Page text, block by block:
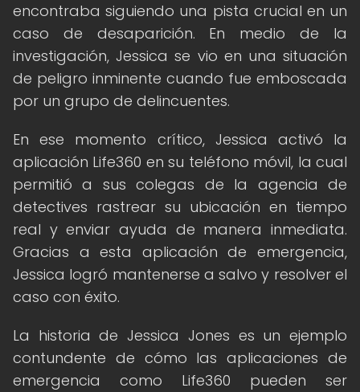
encontraba siguiendo una pista crucial en un
caso de desaparición. En medio de la
investigación, Jessica se vio en una situación
de peligro inminente cuando fue emboscada
por un grupo de delincuentes.
En ese momento crítico, Jessica activó la
aplicación Life360 en su teléfono móvil, la cual
permitió a sus colegas de la agencia de
detectives rastrear su ubicación en tiempo
real y enviar ayuda de manera inmediata.
Gracias a esta aplicación de emergencia,
Jessica logró mantenerse a salvo y resolver el
caso con éxito.
La historia de Jessica Jones es un ejemplo
contundente de cómo las aplicaciones de
emergencia como Life360 pueden ser